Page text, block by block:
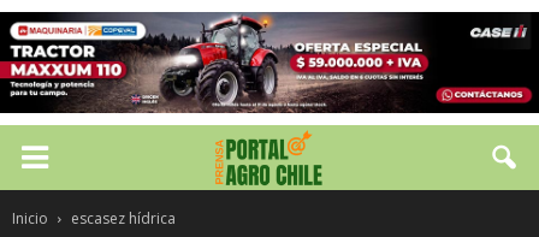
Inicio escasez hídrica